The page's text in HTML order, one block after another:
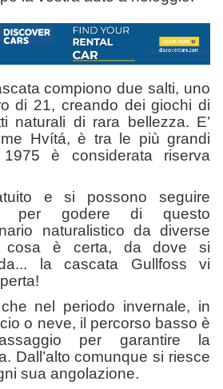
compiono due salti, uno
di 21, creando dei giochi di
naturali di rara bellezza. E’
Hvítá, è tra le più grandi
è considerata riserva
e si possono seguire
per godere di questo
naturalistico da diverse
cosa è certa, da dove si
la cascata Gullfoss vi
nel periodo invernale, in
o neve, il percorso basso è
per garantire la
Dall’alto comunque si riesce
sua angolazione.